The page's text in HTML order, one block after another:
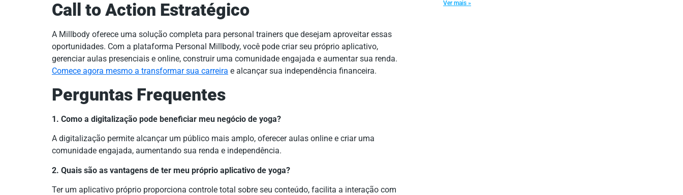
Call to Action Estratégico
A Millbody oferece uma solução completa para personal trainers que desejam aproveitar essas
oportunidades. Com a plataforma Personal Millbody, você pode criar seu próprio aplicativo,
gerenciar aulas presenciais e online, construir uma comunidade engajada e aumentar sua renda.
Comece agora mesmo a transformar sua carreira e alcançar sua independência financeira.
Perguntas Frequentes
1. Como a digitalização pode beneficiar meu negócio de yoga?
A digitalização permite alcançar um público mais amplo, oferecer aulas online e criar uma
comunidade engajada, aumentando sua renda e independência.
2. Quais são as vantagens de ter meu próprio aplicativo de yoga?
Ter um aplicativo próprio proporciona controle total sobre seu conteúdo, facilita a interação com
Ver mais »